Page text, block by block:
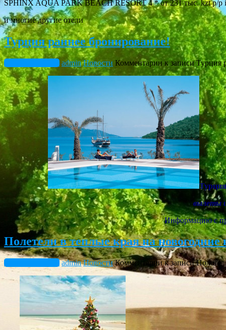
SPHINX AQUA PARK BEACH RESORT 4 * от 231 тыс. kzt p/p
и многие другие отели
Турция раннее бронирование!
Ноябрь 23, 2017 admin Новости Комментарии к записи Турция
вылеты
Информацию с
Полетели в теплые края на
Ноябрь 20, 2017 admin Новости Комментариик записи